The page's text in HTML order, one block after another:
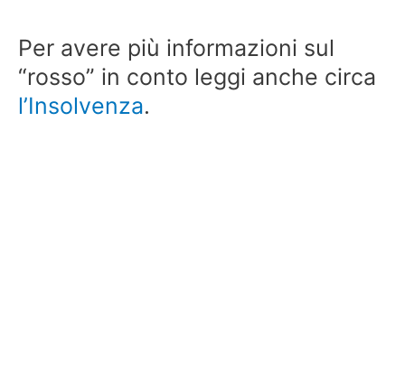
Per avere più informazioni sul
“rosso” in conto leggi anche circa
l’Insolvenza.